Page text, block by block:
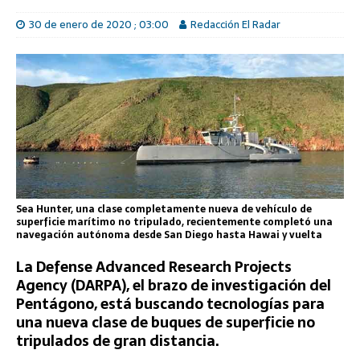
30 de enero de 2020 ; 03:00 Redacción El Radar
Sea Hunter, una clase completamente nueva de vehículo de
superficie marítimo no tripulado, recientemente completó una
navegación autónoma desde San Diego hasta Hawai y vuelta
La Defense Advanced Research Projects
Agency (DARPA), el brazo de investigación del
Pentágono, está buscando tecnologías para
una nueva clase de buques de superficie no
tripulados de gran distancia.